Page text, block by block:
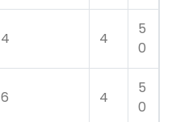
4 4
5
0
6 4
5
0